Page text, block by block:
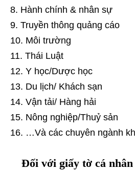
Hành chính & nhân sự
Truyền thông quảng cáo
Môi trường
Thái Luật
Y học/Dược học
Du lịch/ Khách sạn
Vận tải/ Hàng hải
Nông nghiệp/Thuỷ sản
…Và các chuyên ngành
Đối với giấy tờ cá